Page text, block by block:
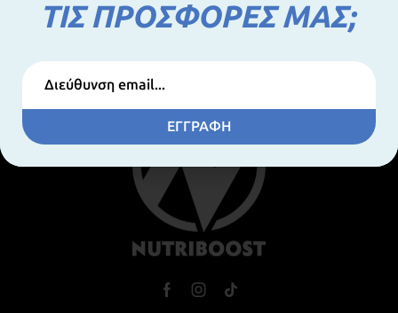
ΤΙΣ ΠΡΟΣΦΟΡΕΣ ΜΑΣ;
ΕΓΓΡΑΦΗ